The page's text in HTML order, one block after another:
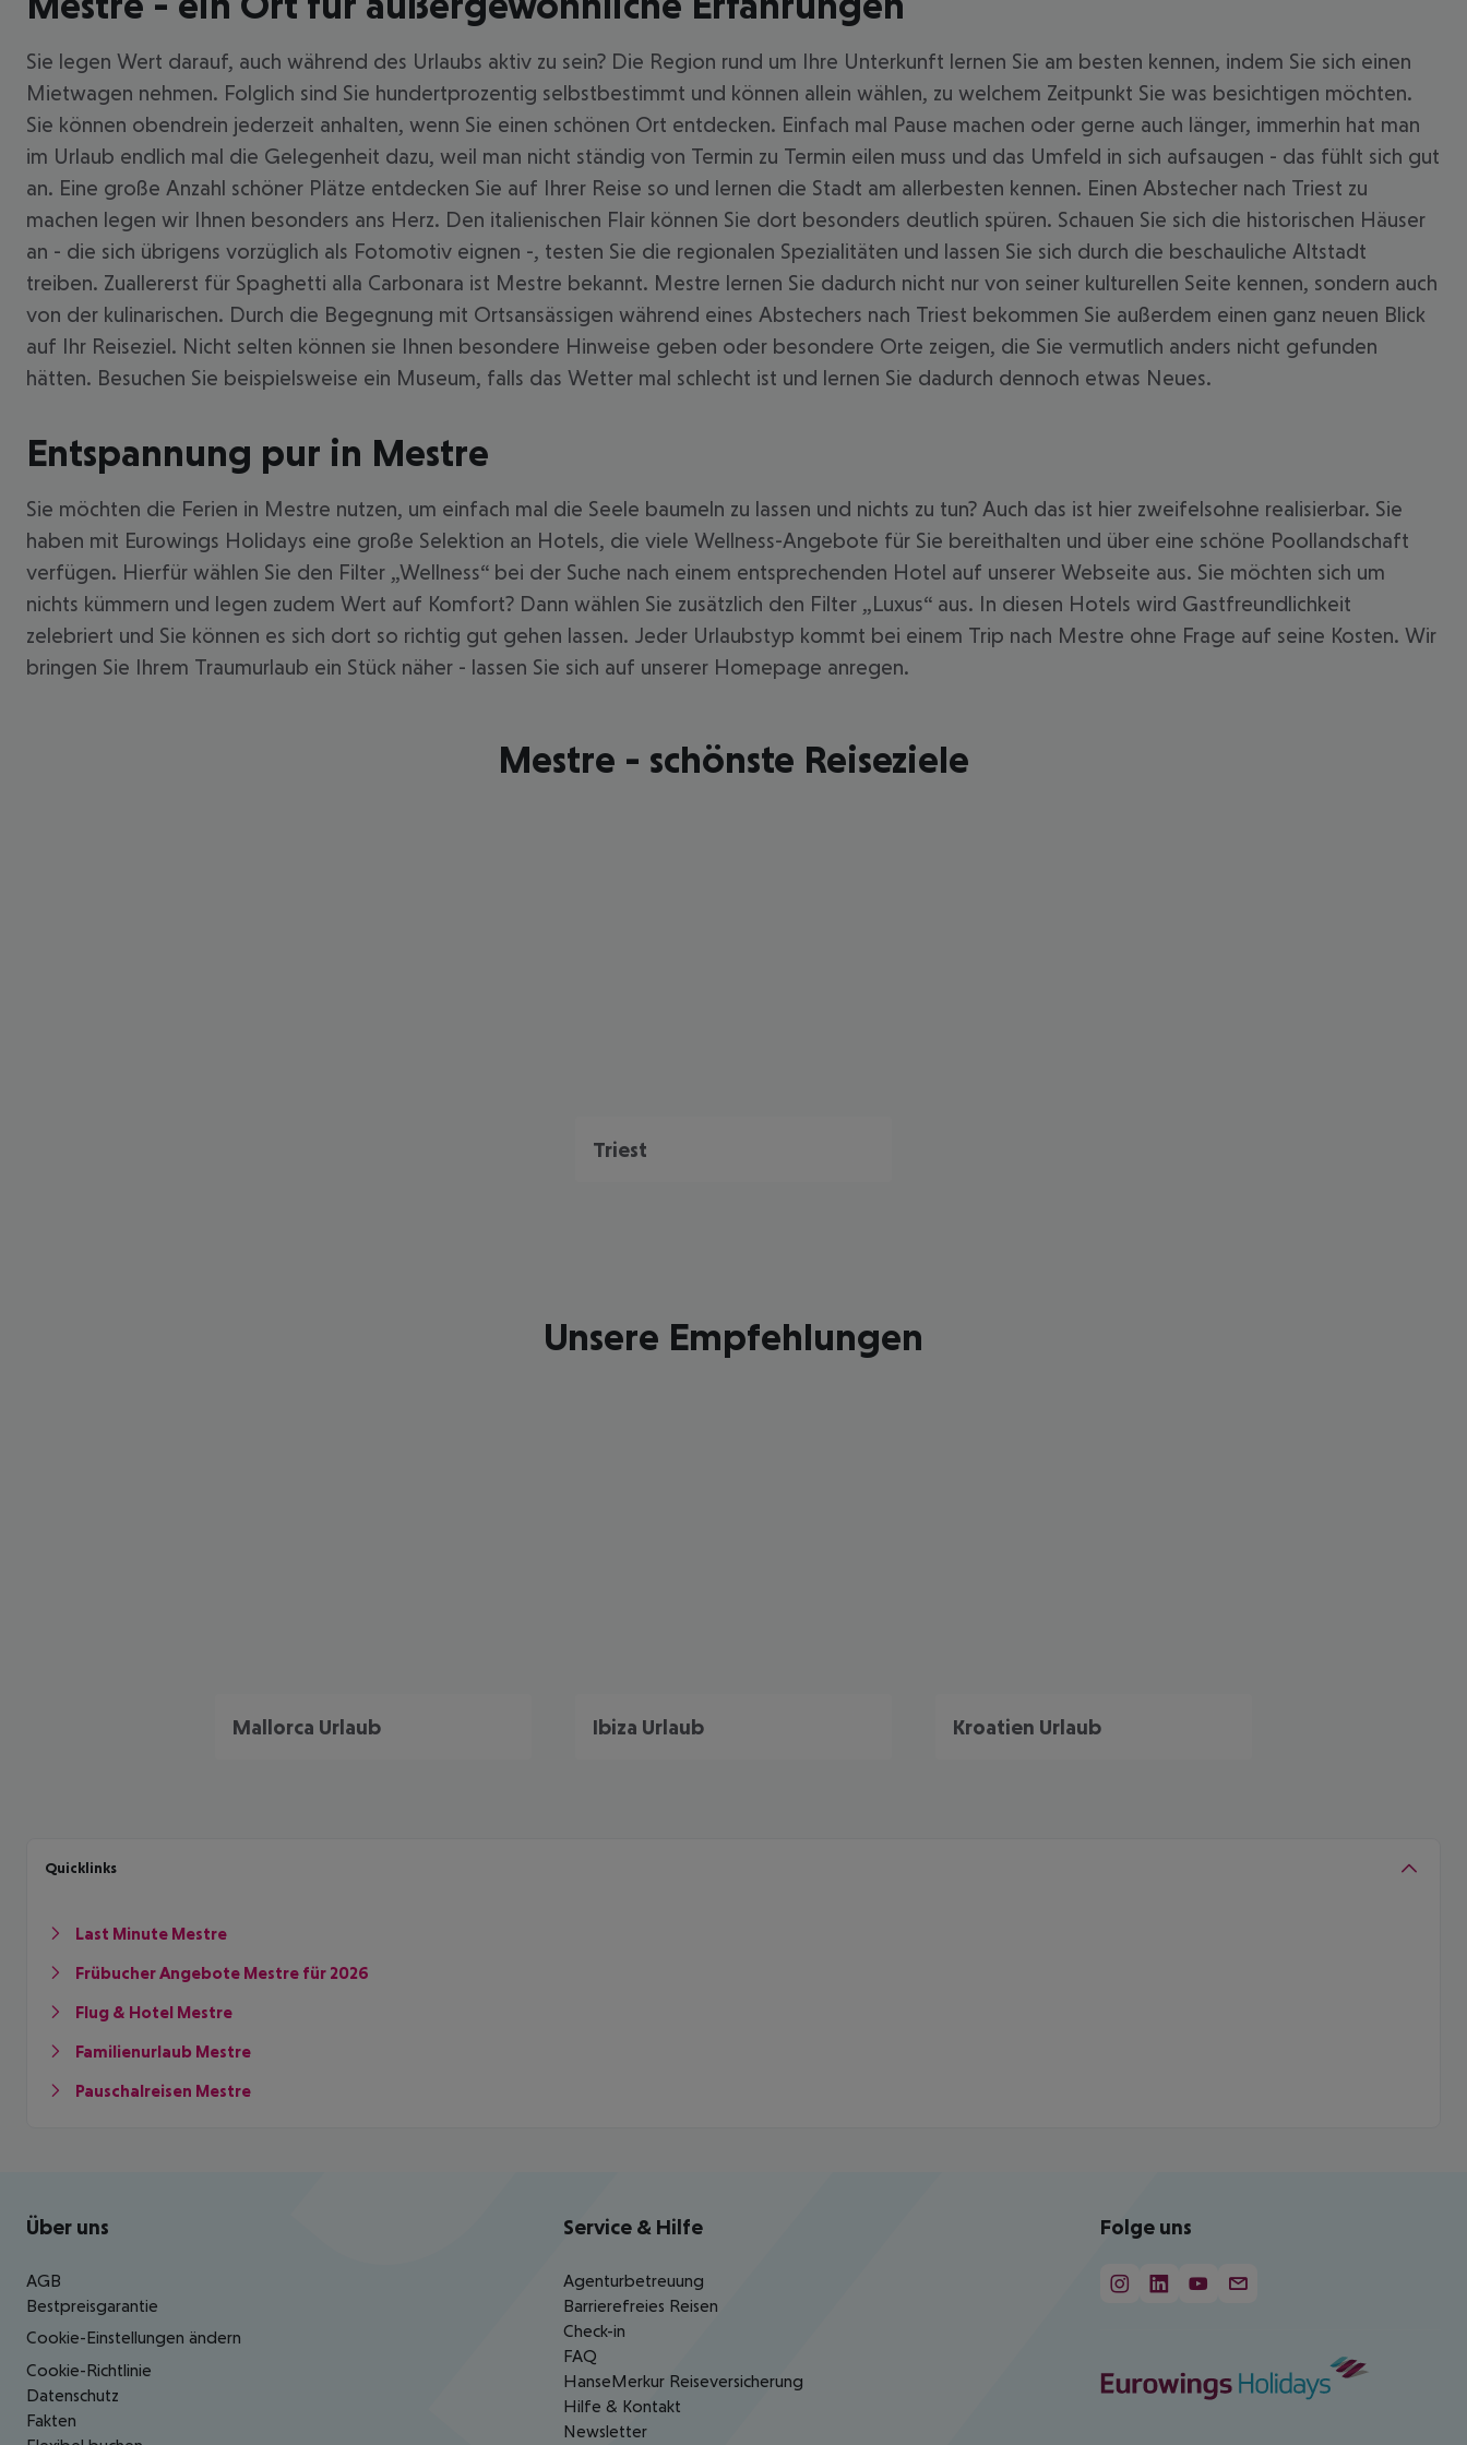
Sie legen Wert darauf, auch während des Urlaubs aktiv zu sein? Die Region rund um Ihre Unterkunft lernen Sie am besten kennen, indem Sie sich einen
Mietwagen nehmen. Folglich sind Sie hundertprozentig selbstbestimmt und können allein wählen, zu welchem Zeitpunkt Sie was besichtigen möchten.
Sie können obendrein jederzeit anhalten, wenn Sie einen schönen Ort entdecken. Einfach mal Pause machen oder gerne auch länger, immerhin hat man
im Urlaub endlich mal die Gelegenheit dazu, weil man nicht ständig von Termin zu Termin eilen muss und das Umfeld in sich aufsaugen - das fühlt sich gut
an. Eine große Anzahl schöner Plätze entdecken Sie auf Ihrer Reise so und lernen die Stadt am allerbesten kennen. Einen Abstecher nach Triest zu
machen legen wir Ihnen besonders ans Herz. Den italienischen Flair können Sie dort besonders deutlich spüren. Schauen Sie sich die historischen Häuser
an - die sich übrigens vorzüglich als Fotomotiv eignen -, testen Sie die regionalen Spezialitäten und lassen Sie sich durch die beschauliche Altstadt
treiben. Zuallererst für Spaghetti alla Carbonara ist Mestre bekannt. Mestre lernen Sie dadurch nicht nur von seiner kulturellen Seite kennen, sondern auch
von der kulinarischen. Durch die Begegnung mit Ortsansässigen während eines Abstechers nach Triest bekommen Sie außerdem einen ganz neuen Blick
auf Ihr Reiseziel. Nicht selten können sie Ihnen besondere Hinweise geben oder besondere Orte zeigen, die Sie vermutlich anders nicht gefunden
hätten. Besuchen Sie beispielsweise ein Museum, falls das Wetter mal schlecht ist und lernen Sie dadurch dennoch etwas Neues.
Entspannung pur in Mestre
Sie möchten die Ferien in Mestre nutzen, um einfach mal die Seele baumeln zu lassen und nichts zu tun? Auch das ist hier zweifelsohne realisierbar. Sie
haben mit Eurowings Holidays eine große Selektion an Hotels, die viele Wellness-Angebote für Sie bereithalten und über eine schöne Poollandschaft
verfügen. Hierfür wählen Sie den Filter „Wellness“ bei der Suche nach einem entsprechenden Hotel auf unserer Webseite aus. Sie möchten sich um
nichts kümmern und legen zudem Wert auf Komfort? Dann wählen Sie zusätzlich den Filter „Luxus“ aus. In diesen Hotels wird Gastfreundlichkeit
zelebriert und Sie können es sich dort so richtig gut gehen lassen. Jeder Urlaubstyp kommt bei einem Trip nach Mestre ohne Frage auf seine Kosten. Wir
bringen Sie Ihrem Traumurlaub ein Stück näher - lassen Sie sich auf unserer Homepage anregen.
Mestre - schönste Reiseziele
Triest
Unsere Empfehlungen
Mallorca Urlaub Ibiza Urlaub Kroatien Urlaub
Quicklinks
Last Minute Mestre
Frübucher Angebote Mestre für 2026
Flug & Hotel Mestre
Familienurlaub Mestre
Pauschalreisen Mestre
Footer navigation
Über uns
AGB
Bestpreisgarantie
Cookie-Einstellungen ändern
Cookie-Richtlinie
Datenschutz
Fakten
Service & Hilfe
Agenturbetreuung
Barrierefreies Reisen
Check-in
FAQ
HanseMerkur Reiseversicherung
Hilfe & Kontakt
Newsletter
Folge uns